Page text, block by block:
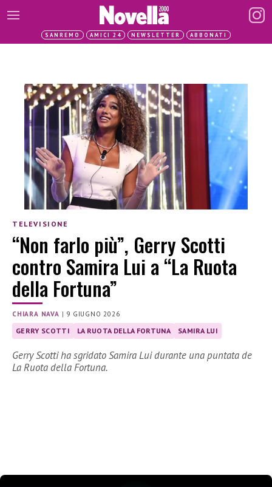
SANREMO AMICI 24 NEWSLETTER ABBONATI
TELEVISIONE
“Non farlo più”, Gerry Scotti
contro Samira Lui a “La Ruota
della Fortuna”
CHIARA NAVA | 9 GIUGNO 2026
GERRY SCOTTI LA RUOTA DELLA FORTUNA SAMIRA LUI
Gerry Scotti ha sgridato Samira Lui durante una puntata de
La Ruota della Fortuna.